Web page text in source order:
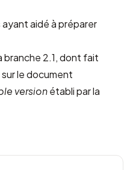
aidé à préparer
branche 2.1, dont fait
le document
versionétabli parla